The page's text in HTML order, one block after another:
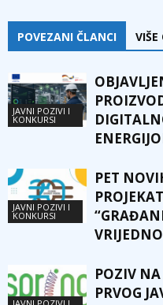
POVEZANI ČLANCI
JAVNI POZIVI I
KONKURSI
JAVNI POZIVI I
KONKURSI
PET
POZIV
PRVOG